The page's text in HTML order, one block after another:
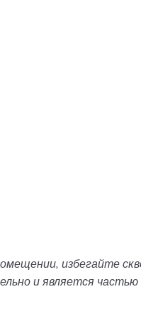
избегайте
и является